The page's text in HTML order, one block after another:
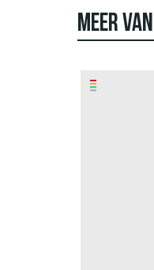
MEER